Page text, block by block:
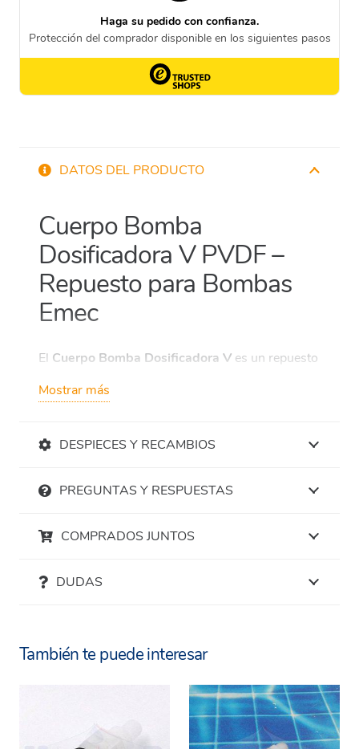
DATOS DEL PRODUCTO
Cuerpo Bomba
Dosificadora V PVDF –
Repuesto para Bombas
Emec
El Cuerpo Bomba Dosificadora V es un repuesto
esencial para las bombas dosificadoras Emec
modelo «V». Este cuerpo de bomba está fabricado
CE, lo que garantiza una excelente resistencia y
Dosificadora V
Compatibilidad:
Diseñado específicamente
Materiales resistentes:Fabricado con
útil y resistencia a productos químicos.
Conexión:
Compatible con tubos de 4×6
Mostrar más
DESPIECES Y RECAMBIOS
PREGUNTAS Y RESPUESTAS
COMPRADOS JUNTOS
DUDAS
También te puede interesar